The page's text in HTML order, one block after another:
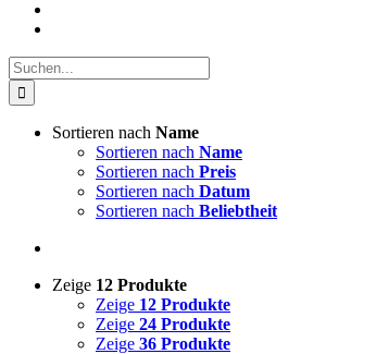
Suche
nach:
Sortieren nach Name
Sortieren nach Name
Sortieren nach Preis
Sortieren nach Datum
Sortieren nach Beliebtheit
Zeige 12 Produkte
Zeige 12 Produkte
Zeige 24 Produkte
Zeige 36 Produkte